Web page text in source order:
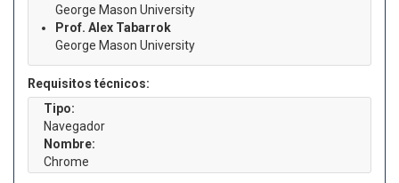
George Mason University
Prof. Alex Tabarrok
George Mason University
Requisitos técnicos:
Tipo:
Navegador
Nombre:
Chrome